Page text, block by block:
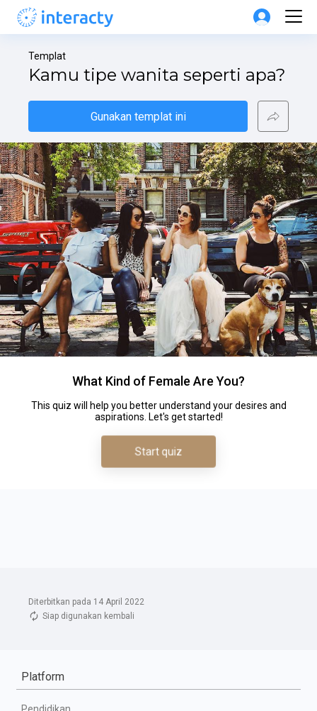
Diterbitkan pada 14 April 2022
Siap digunakan kembali
Templat
Kamu tipe wanita seperti apa?
Gunakan templat ini
Platform